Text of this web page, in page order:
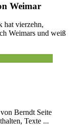
Weimar
hat vierzehn,
Weimars und weiß
Berndt Seite
Texte ...